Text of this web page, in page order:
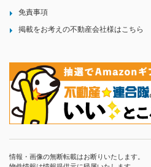
免責事項
掲載をお考えの不動産会社様はこちら
情報・画像の無断転載はお断りいたします。